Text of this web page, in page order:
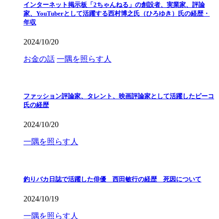
インターネット掲示板「2ちゃんねる」の創設者、実業家、評論
家、YouTuberとして活躍する西村博之氏（ひろゆき）氏の経歴・
年収
2024/10/20
お金の話 一隅を照らす人
ファッション評論家、タレント、映画評論家として活躍したピーコ
氏の経歴
2024/10/20
一隅を照らす人
釣りバカ日誌で活躍した俳優 西田敏行の経歴 死因について
2024/10/19
一隅を照らす人